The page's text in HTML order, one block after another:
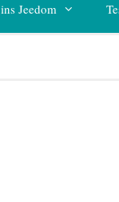
Jeedom